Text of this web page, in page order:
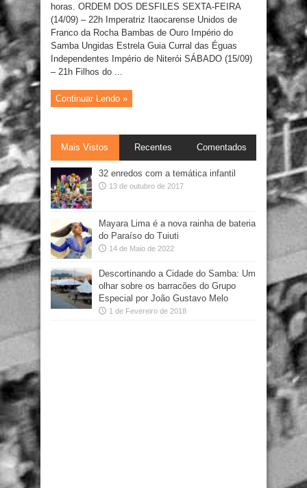
horas. ORDEM DOS DESFILES SEXTA-FEIRA
(14/09) – 22h Imperatriz Itaocarense Unidos de
Franco da Rocha Bambas de Ouro Império do
Samba Ungidas Estrela Guia Curral das Éguas
Independentes Império de Niterói SÁBADO (15/09)
– 21h Filhos do ...
Continuar Lendo »
Mais Vistos Recentes Comentados
32 enredos com a temática infantil
13 de outubro de 2017
Mayara Lima é a nova rainha de bateria
do Paraíso do Tuiuti
14 de Maio de 2022
Descortinando a Cidade do Samba: Um
olhar sobre os barracões do Grupo
Especial por João Gustavo Melo
1 de Fevereiro de 2018